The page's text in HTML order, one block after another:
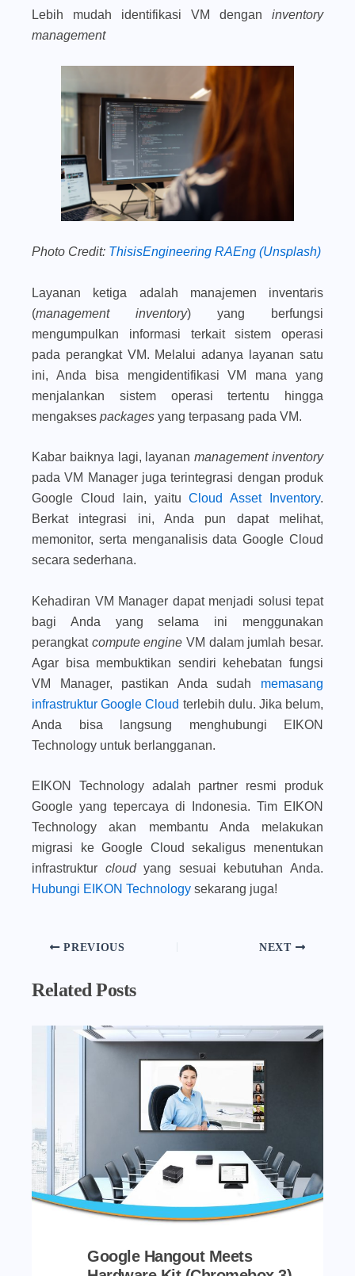
Lebih mudah identifikasi VM dengan inventory
management
Photo Credit: ThisisEngineering RAEng (Unsplash)
Layanan ketiga adalah manajemen inventaris
(management inventory) yang berfungsi
mengumpulkan informasi terkait sistem operasi
pada perangkat VM. Melalui adanya layanan satu
ini, Anda bisa mengidentifikasi VM mana yang
menjalankan sistem operasi tertentu hingga
mengakses packages yang terpasang pada VM.
Kabar baiknya lagi, layananmanagement inventory
pada VM Manager juga terintegrasi dengan produk
Google Cloud lain, yaituCloud Asset Inventory.
Berkat integrasi ini, Anda pun dapat melihat,
memonitor, serta menganalisis data Google Cloud
secara sederhana.
Kehadiran VM Manager dapat menjadi solusi tepat
bagi Anda yang selama ini menggunakan
perangkat compute engineVM dalam jumlah besar.
Agar bisa membuktikan sendiri kehebatan fungsi
VM Manager, pastikan Anda sudah memasang
infrastruktur Google Cloud terlebih dulu. Jika belum,
Anda bisa langsung menghubungi EIKON
Technology untuk berlangganan.
EIKON Technology adalah partner resmi produk
Google yang tepercaya di Indonesia. Tim EIKON
Technology akan membantu Anda melakukan
migrasi ke Google Cloud sekaligus menentukan
infrastruktur cloudyang sesuai kebutuhan Anda.
Hubungi EIKON Technology sekarang juga!
PREVIOUS NEXT
Related Posts
Google Hangout Meets